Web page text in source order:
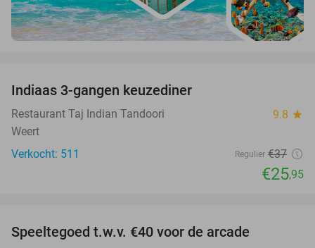
Indiaas 3-gangen keuzediner
Restaurant Taj Indian Tandoori 9.8 star
Weert
Verkocht: 511
Regulier €37
€25,95
Speeltegoed t.w.v. €40 voor de arcade